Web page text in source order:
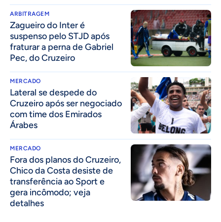
ARBITRAGEM
Zagueiro do Inter é
suspenso pelo STJD após
fraturar a perna de Gabriel
Pec, do Cruzeiro
MERCADO
Lateral se despede do
Cruzeiro após ser negociado
com time dos Emirados
Árabes
MERCADO
Fora dos planos do Cruzeiro,
Chico da Costa desiste de
transferência ao Sport e
gera incômodo; veja
detalhes